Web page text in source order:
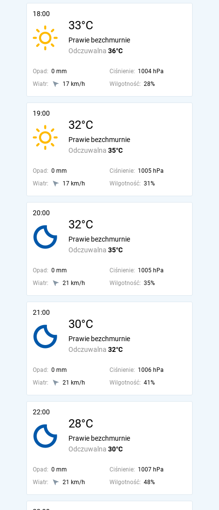
18:00
33°C
Odczuwalna 36°C
Prawie bezchmurnie
Opad: 0 mm Ciśnienie: 1004 hPa
Wiatr:
17 km/h Wilgotność: 28%
19:00
32°C
Odczuwalna 35°C
Prawie bezchmurnie
Opad: 0 mm Ciśnienie: 1005 hPa
Wiatr:
17 km/h Wilgotność: 31%
20:00
32°C
Odczuwalna 35°C
Prawie bezchmurnie
Opad: 0 mm Ciśnienie: 1005 hPa
Wiatr:
21 km/h Wilgotność: 35%
21:00
30°C
Odczuwalna 32°C
Prawie bezchmurnie
Opad: 0 mm Ciśnienie: 1006 hPa
Wiatr:
21 km/h Wilgotność: 41%
22:00
28°C
Odczuwalna 30°C
Prawie bezchmurnie
Opad: 0 mm Ciśnienie: 1007 hPa
Wiatr:
21 km/h Wilgotność: 48%